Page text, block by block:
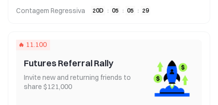
Contagem Regressiva 20D : 05 : 05 : 29
11.100
Futures Referral Rally
Invite new and returning friends to
share $121,000